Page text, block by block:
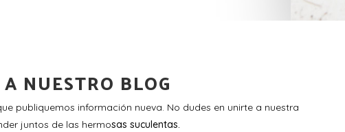
NUESTRO BLOG
publiquemos información nueva. No dudes en unirte a nuestra
juntos de las hermosas suculentas.